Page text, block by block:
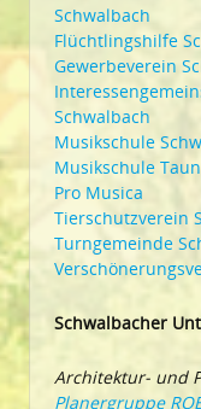
Schwalbach
Flüchtlingshilfe
Gewerbeverein
Schwalbach
Musikschule
Musikschule
Pro Musica
Tierschutzverein
Turngemeinde
Schwalbacher
Architektur- und
Planergruppe